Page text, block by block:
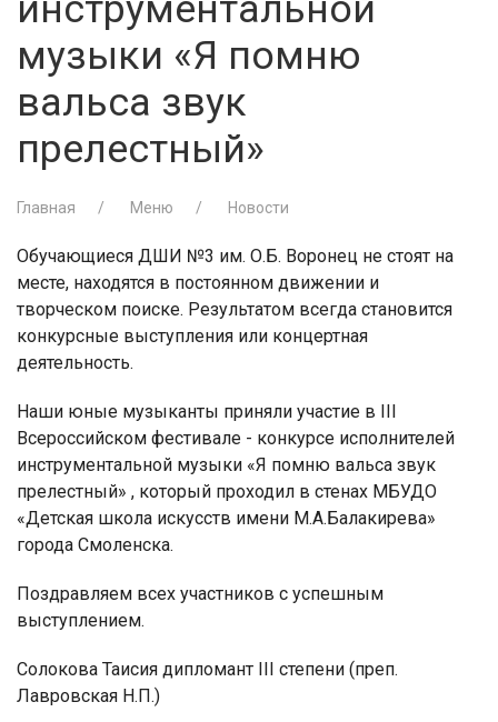
музыки «Я помню
вальса звук
прелестный»
Главная Меню Новости
Обучающиеся ДШИ №3 им. О.Б. Воронец не стоят на
месте, находятся в постоянном движении и
творческом поиске. Результатом всегда становится
конкурсные выступления или концертная
деятельность.
Наши юные музыканты приняли участие в III
Всероссийском фестивале - конкурсе исполнителей
инструментальной музыки «Я помню вальса звук
прелестный» , который проходил в стенах МБУДО
«Детская школа искусств имени М.А.Балакирева»
города Смоленска.
Поздравляем всех участников с успешным
выступлением.
Солокова Таисия дипломант III степени (преп.
Лавровская Н.П.)